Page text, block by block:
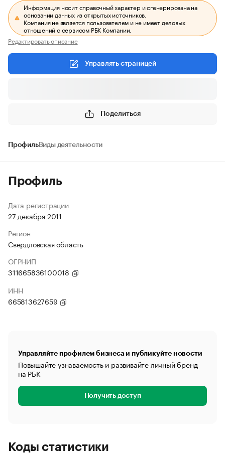
Информация носит справочный характер и сгенерирована на
основании данных из открытых источников.
Компания не является пользователем и не имеет деловых
отношений с сервисом РБК Компании.
Редактировать описание
Управлять страницей
Поделиться
ПрофильВиды деятельности
Профиль
Дата регистрации
27 декабря 2011
Регион
Свердловская область
ОГРНИП
311665836100018
ИНН
665813627659
Управляйте профилем бизнеса и публикуйте новости
Повышайте узнаваемость и развивайте личный бренд
на РБК
Получить доступ
Коды статистики